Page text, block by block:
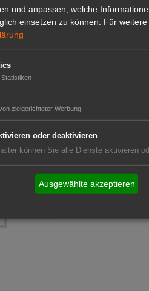
und anpassen, welche
einsetzen zu können.
Für
zielgerichteter Werbung
oder deaktivieren
können Sie alle Dienste aktivieren
Ausgewählte akzeptieren